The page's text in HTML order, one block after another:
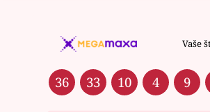
Vaše
36 33 10 4 9